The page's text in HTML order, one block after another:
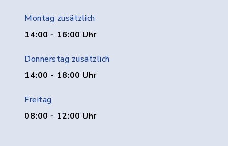
Montag zusätzlich
14:00 - 16:00 Uhr
Donnerstag zusätzlich
14:00 - 18:00 Uhr
Freitag
08:00 - 12:00 Uhr